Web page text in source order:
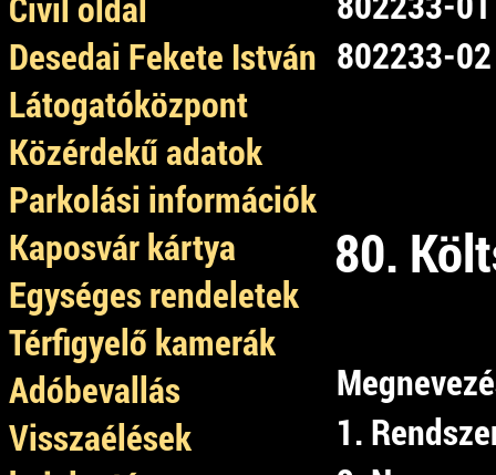
Desedai Fekete István
Látogatóközpont
Közérdekű adatok
Parkolási információk
Kaposvár kártya
Egységes rendeletek
Térfigyelő kamerák
Adóbevallás
Visszaélések
802233-02
80.
1.